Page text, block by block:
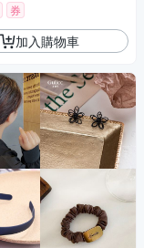
券
加入購物車